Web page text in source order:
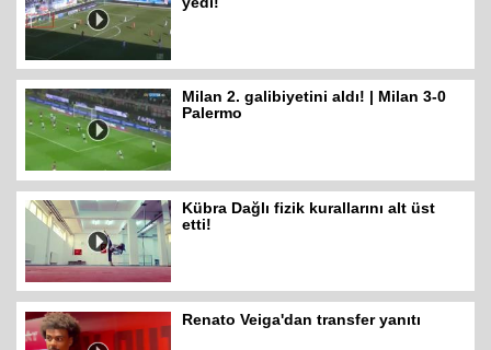
Milan 2. galibiyetini aldı! | Milan 3-0
Palermo
Kübra Dağlı fizik kurallarını alt üst
etti!
Renato Veiga'dan transfer yanıtı